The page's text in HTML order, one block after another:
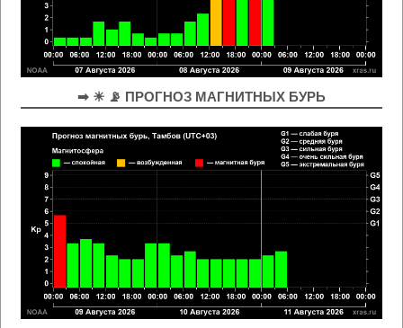
➡ ☀ 📡 ПРОГНОЗ МАГНИТНЫХ БУРЬ